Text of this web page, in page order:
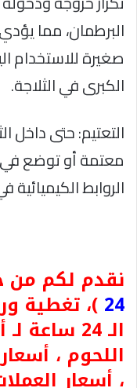
البرطمان، مما
صغيرة للاستخدام
الكبرى في الثلاجة.
​التعتيم: حتى داخل
معتمة أو توضع
الروابط
نقدم لكم من
24 )، تغطية
الـ 24
اللحوم ،
، أسعار